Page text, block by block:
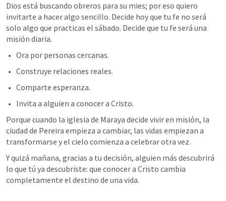
Dios está buscando obreros para su mies; por eso quiero
invitarte a hacer algo sencillo. Decide hoy que tu fe no será
solo algo que practicas el sábado. Decide que tu fe será una
misión diaria.
Ora por personas cercanas.
Construye relaciones reales.
Comparte esperanza.
Invita a alguien a conocer a Cristo.
Porque cuando la iglesia de Maraya decide vivir en misión, la
ciudad de Pereira empieza a cambiar, las vidas empiezan a
transformarse y el cielo comienza a celebrar otra vez.
Y quizá mañana, gracias a tu decisión, alguien más descubrirá
lo que tú ya descubriste: que conocer a Cristo cambia
completamente el destino de una vida.